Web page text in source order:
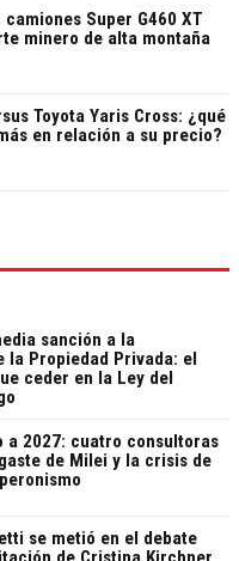
Super G460 XT
minero de alta montaña
Toyota Yaris Cross: ¿qué
en relación a su precio?
sanción a la
la Propiedad Privada: el
ceder en la Ley del
a 2027: cuatro consultoras
de Milei y la crisis de
se metió en el debate